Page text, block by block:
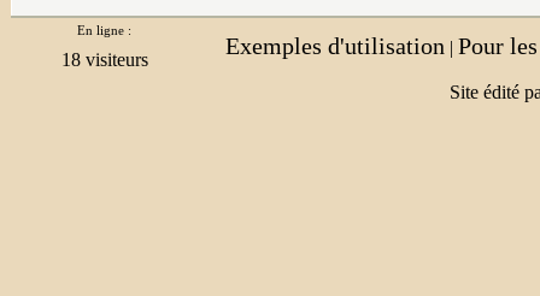
En ligne :
Exemples d'utilisation | Pour
Site édité